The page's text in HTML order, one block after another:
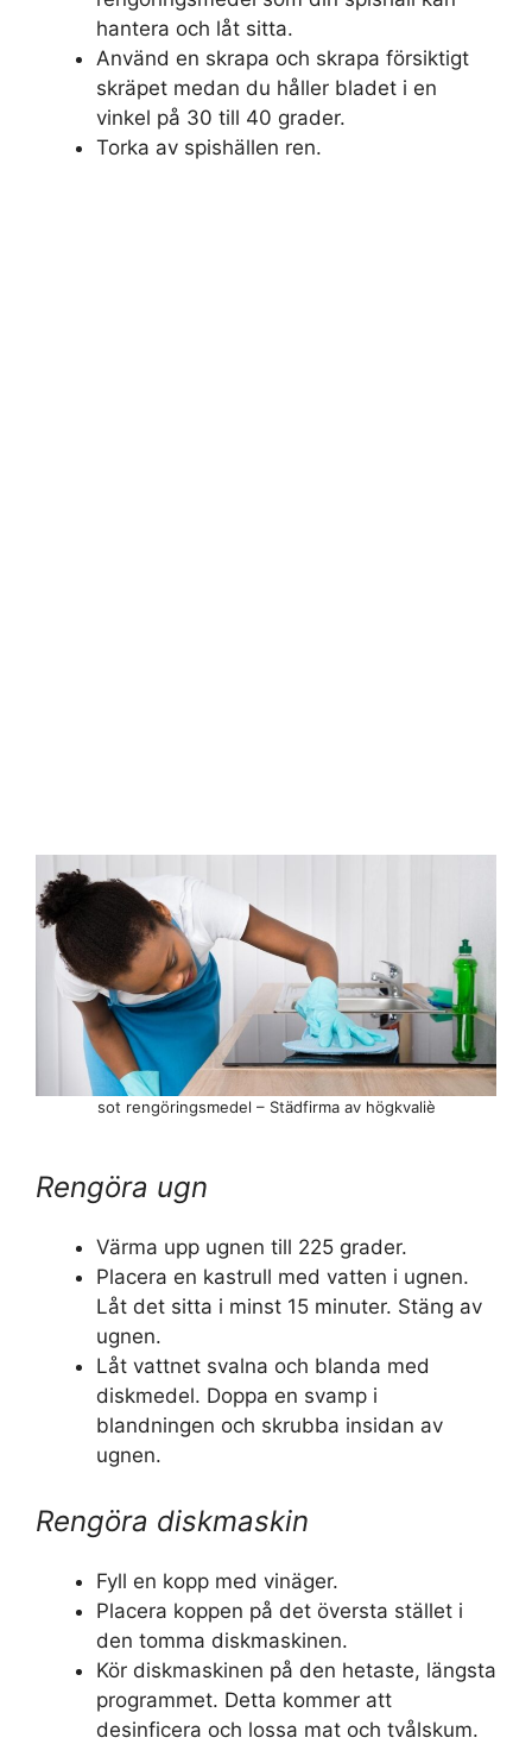
hantera och låt sitta.
Använd en skrapa och skrapa försiktigt
skräpet medan du håller bladet i en
vinkel på 30 till 40 grader.
Torka av spishällen ren.
Rengöra ugn
Värma upp ugnen till 225 grader.
Placera en kastrull med vatten i ugnen.
Låt det sitta i minst 15 minuter. Stäng av
ugnen.
Låt vattnet svalna och blanda med
diskmedel. Doppa en svamp i
blandningen och skrubba insidan av
ugnen.
Rengöra diskmaskin
Fyll en kopp med vinäger.
Placera koppen på det översta stället i
den tomma diskmaskinen.
Kör diskmaskinen på den hetaste, längsta
programmet. Detta kommer att
desinficera och lossa mat och tvålskum.
sot rengöringsmedel – Städfirma av högkvaliè